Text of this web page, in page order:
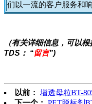
们以一流的客户服务和
（有关详细信息，可以
TDS： “留言”)
以前： 增透母粒BT-